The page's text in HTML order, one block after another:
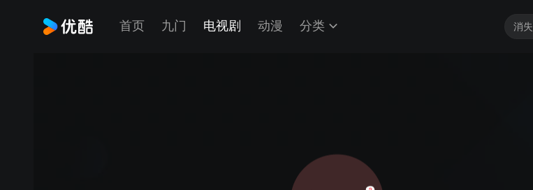
首页 九门 电视剧 动漫 分类